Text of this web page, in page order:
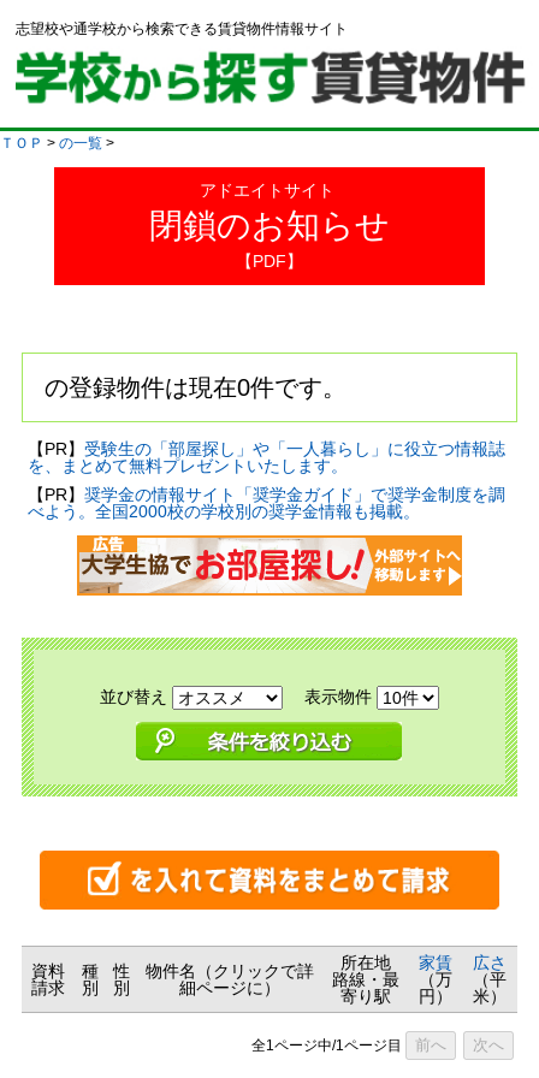
志望校や通学校から検索できる賃貸物件情報サイト
ＴＯＰ > の一覧 >
アドエイトサイト
閉鎖のお知らせ
【PDF】
の登録物件は現在0件です。
【PR】 受験生の「部屋探し」や「一人暮らし」に役立つ情報誌
を、まとめて無料プレゼントいたします。
【PR】 奨学金の情報サイト「奨学金ガイド」で奨学金制度を調
べよう。全国2000校の学校別の奨学金情報も掲載。
並び替え 表示物件
資料
請求
種
別
性
別
物件名（クリックで詳
細ページに）
所在地
路線・最
寄り駅
家賃
（万
円）
広さ
（平
米）
全1ページ中/1ページ目 前へ 次へ